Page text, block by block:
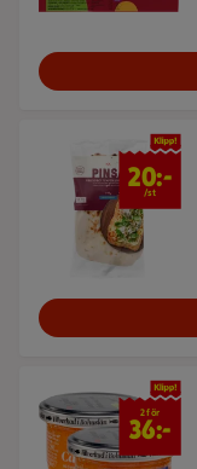
20 kr/st
20:-
/st
2 för 36 kr
2 för
36:-